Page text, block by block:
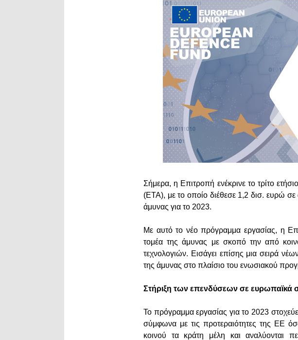
Σήμερα, η Επιτροπή ενέκρινε το τρίτο
(ΕΤΑ), με το οποίο διέθεσε 1,2 δισ. ευρώ σε
άμυνας για το 2023.
Με αυτό το νέο πρόγραμμα εργασίας, η
τομέα της άμυνας με σκοπό την από
τεχνολογιών. Εισάγει επίσης μια σειρά
της άμυνας στο πλαίσιο του ενωσιακού
Στήριξη των επενδύσεων σε ευρωπαϊκά
Το πρόγραμμα εργασίας για το 2023
σύμφωνα με τις προτεραιότητες της ΕΕ
κοινού τα κράτη μέλη και αναλύονται